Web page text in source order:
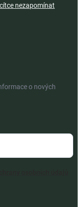
nezapomínat
o nových